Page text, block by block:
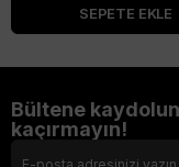
SEPETE EKLE
Bültene
kaçırmayın!